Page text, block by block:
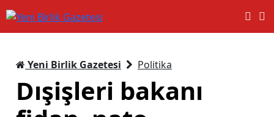
Yeni Birlik Gazetesi Politika
Dışişleri bakanı